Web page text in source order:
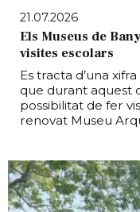
21.07.2026
Els Museus de
visites escolars
Es tracta d’una
que durant aquest
possibilitat de fer
renovat Museu